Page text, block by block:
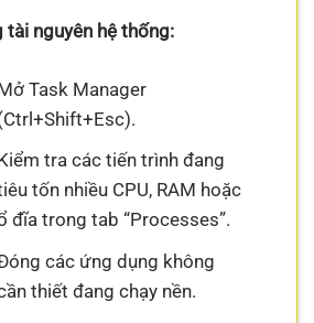
tài nguyên hệ thống:
Task Manager
tra các tiến trình đang
tốn nhiều CPU, RAM hoặc
đĩa trong tab “Processes”.
các ứng dụng không
thiết đang chạy nền.